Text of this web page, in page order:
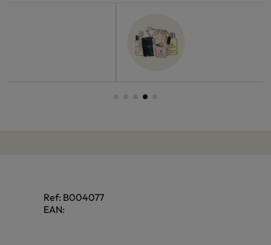
Ref: B004077
EAN: